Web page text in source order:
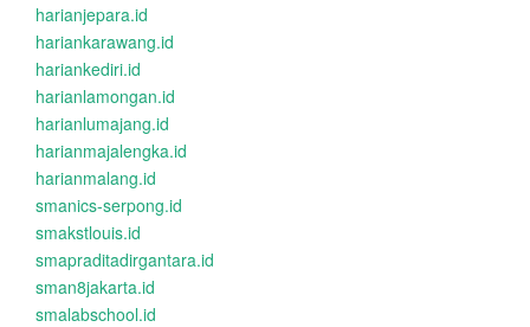
harianjepara.id
hariankarawang.id
hariankediri.id
harianlamongan.id
harianlumajang.id
harianmajalengka.id
harianmalang.id
smanics-serpong.id
smakstlouis.id
smapraditadirgantara.id
sman8jakarta.id
smalabschool.id